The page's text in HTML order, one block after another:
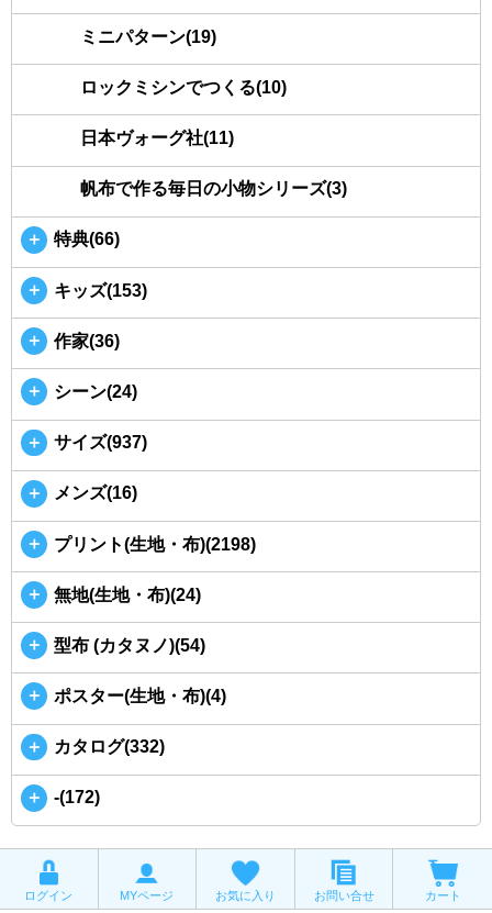
ミニパターン(19)
ロックミシンでつくる(10)
日本ヴォーグ社(11)
帆布で作る毎日の小物シリーズ(3)
＋ 特典(66)
＋ キッズ(153)
＋ 作家(36)
＋ シーン(24)
＋ サイズ(937)
＋ メンズ(16)
＋ プリント(生地・布)(2198)
＋ 無地(生地・布)(24)
＋ 型布 (カタヌノ)(54)
＋ ポスター(生地・布)(4)
＋ カタログ(332)
＋ -(172)
ログイン MYページ お気に入り お問い合せ カート